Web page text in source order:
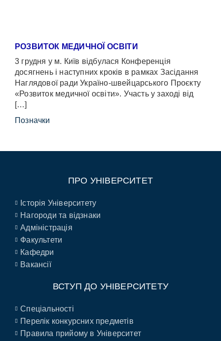
РОЗВИТОК МЕДИЧНОЇ ОСВІТИ
3 грудня у м. Київ відбулася Конференція
досягнень і наступних кроків в рамках Засідання
Наглядової ради Україно-швейцарського Проєкту
«Розвиток медичної освіти». Участь у заході від
[…]
Позначки
ПРО УНІВЕРСИТЕТ
Історія Університету
Нагороди та відзнаки
Адміністрація
Факультети
Кафедри
Вакансії
ВСТУП ДО УНІВЕРСИТЕТУ
Спеціальності
Перелік конкурсних предметів
Правила прийому в Університет